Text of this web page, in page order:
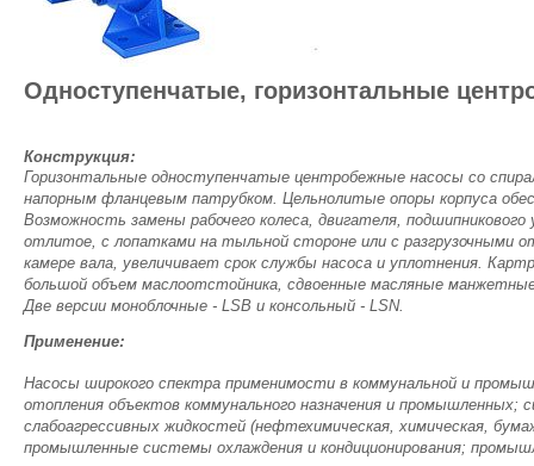
Одноступенчатые, горизонтальные
Конструкция:
Горизонтальные одноступенчатые центробежные насосы со
напорным фланцевым патрубком. Цельнолитые опоры корпуса
Возможность замены рабочего колеса, двигателя,
отлитое, с лопатками на тыльной стороне или с разгрузочными
камере вала, увеличивает срок службы насоса и уплотнения.
большой объем маслоотстойника, сдвоенные масляные
Две версии моноблочные - LSB и консольный - LSN.
Применение:
Насосы широкого спектра применимости в коммунальной и
отопления объектов коммунального назначения и промышленных;
слабоагрессивных жидкостей (нефтехимическая, химическая,
промышленные системы охлаждения и кондиционирования;